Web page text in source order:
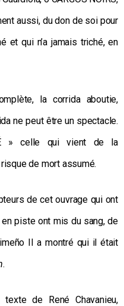
aussi, du don de soi pour
et qui n’a jamais triché, en
la corrida aboutie,
ne peut être un spectacle.
» celle qui vient de la
de mort assumé.
de cet ouvrage qui ont
piste ont mis du sang, de
II a montré qui il était
.
de René Chavanieu,